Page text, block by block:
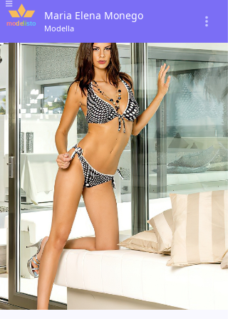
Maria Elena Monego
Modella